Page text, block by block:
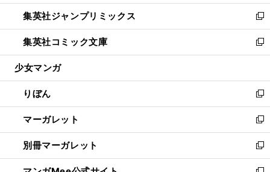
開
く
ウ
で
開
く
ン
ド
ウ
で
開
ウ
ィ
ン
ド
ウ
開
く
し
い
ウ
ィ
ン
ウ
で
開
く
集英社ジャンプリミックス
新
し
い
ウ
ン
ド
ウ
で
開
く
集英社コミック文庫
新
し
ウ
ィ
ン
ド
ウ
で
開
少女マンガ
りぼん
新
し
い
ウ
ィ
ン
マーガレット
新
し
い
ウ
別冊マーガレット
新
し